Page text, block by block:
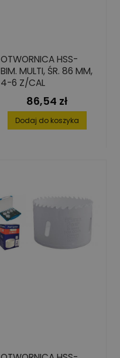
OTWORNICA HSS-
BIM. MULTI, ŚR. 86 MM,
4-6 Z/CAL
Cena
86,54 zł
Dodaj do koszyka